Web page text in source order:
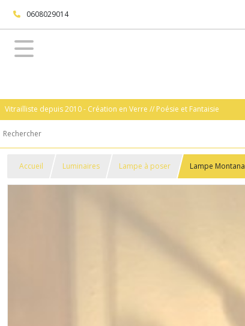
0608029014
Vitrailliste depuis 2010 - Création en Verre // Poésie et Fantaisie
Accueil Luminaires Lampe à poser Lampe Montana